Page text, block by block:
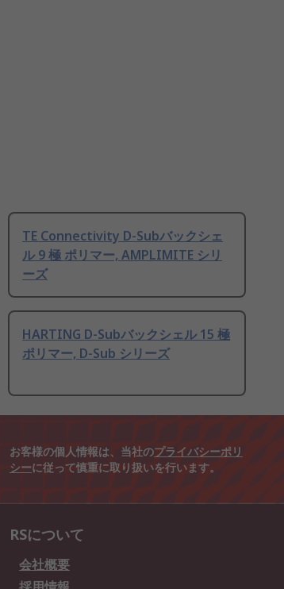
TE Connectivity D-Subバックシェ
ル 9 極 ポリマー, AMPLIMITE シリ
ーズ
HARTING D-Subバックシェル 15 極
ポリマー, D-Sub シリーズ
お客様の個人情報は、当社のプライバシーポリ
シーに従って慎重に取り扱いを行います。
RSについて
会社概要